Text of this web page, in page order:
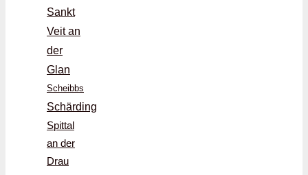
Sankt
Veit an
der
Glan
Scheibbs
Schärding
Spittal
an der
Drau